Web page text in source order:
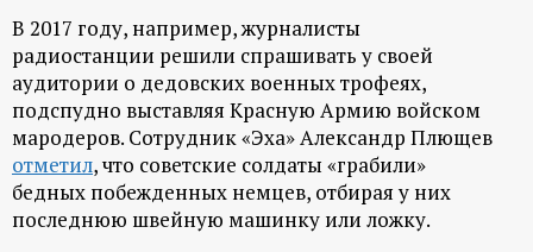
В 2017 году, например, журналисты
радиостанции решили спрашивать у своей
аудитории о дедовских военных трофеях,
подспудно выставляя Красную Армию войском
мародеров. Сотрудник «Эха» Александр Плющев
отметил, что советские солдаты «грабили»
бедных побежденных немцев, отбирая у них
последнюю швейную машинку или ложку.